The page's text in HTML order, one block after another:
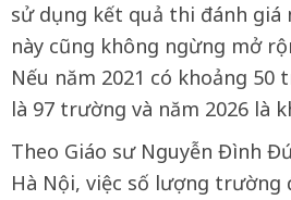
sử dụng kết quả thi đánh giá
này cũng không ngừng mở
Nếu năm 2021 có khoảng 50
là 97 trường và năm 2026 là
Theo Giáo sư Nguyễn Đình
Hà Nội, việc số lượng trường